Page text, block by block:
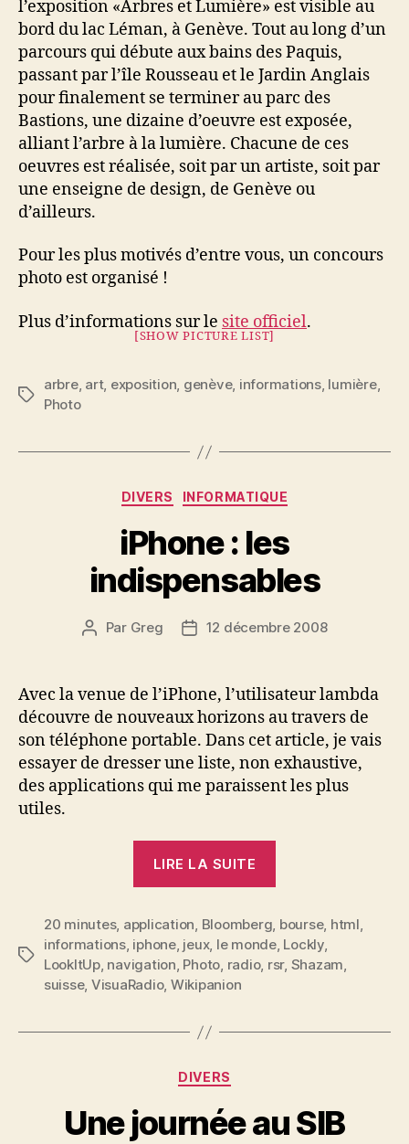
l’exposition «Arbres et Lumière» est visible au
bord du lac Léman, à Genève. Tout au long d’un
parcours qui débute aux bains des Paquis,
passant par l’île Rousseau et le Jardin Anglais
pour finalement se terminer au parc des
Bastions, une dizaine d’oeuvre est exposée,
alliant l’arbre à la lumière. Chacune de ces
oeuvres est réalisée, soit par un artiste, soit par
une enseigne de design, de Genève ou
d’ailleurs.
Pour les plus motivés d’entre vous, un concours
photo est organisé !
Plus d’informations sur le site officiel.
[SHOW PICTURE LIST]
Étiquettes
arbre, art, exposition, genève, informations, lumière,
Photo
Catégories
DIVERS INFORMATIQUE
iPhone : les
indispensables
Auteur
Par Greg
Date12 décembre 2008
Avec la venue de l’iPhone, l’utilisateur lambda
découvre de nouveaux horizons au travers de
son téléphone portable. Dans cet article, je vais
essayer de dresser une liste, non exhaustive,
des applications qui me paraissent les plus
utiles.
LIRE LA SUITE
indispensables »
Étiquettes
20 minutes, application, Bloomberg, bourse, html,
informations, iphone, jeux, le monde, Lockly,
LookItUp, navigation, Photo, radio, rsr, Shazam,
suisse, VisuaRadio, Wikipanion
Catégories
DIVERS
Une journée au SIB